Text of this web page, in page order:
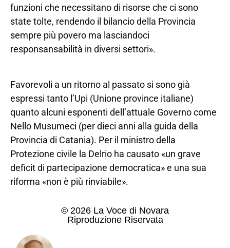
funzioni che necessitano di risorse che ci sono
state tolte, rendendo il bilancio della Provincia
sempre più povero ma lasciandoci
responsansabilità in diversi settori».
Favorevoli a un ritorno al passato si sono già
espressi tanto l’Upi (Unione province italiane)
quanto alcuni esponenti dell’attuale Governo come
Nello Musumeci (per dieci anni alla guida della
Provincia di Catania). Per il ministro della
Protezione civile la Delrio ha causato «un grave
deficit di partecipazione democratica» e una sua
riforma «non è più rinviabile».
© 2026 La Voce di Novara
Riproduzione Riservata